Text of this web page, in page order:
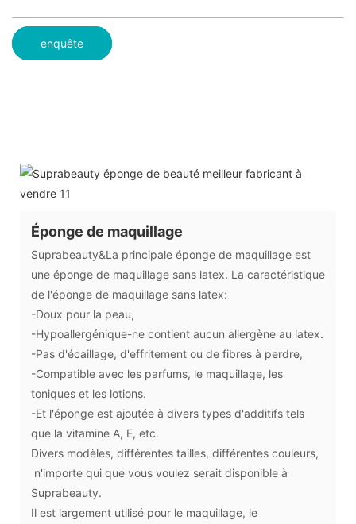
enquête
Éponge de maquillage
Suprabeauty&La principale éponge de maquillage est
une éponge de maquillage sans latex. La caractéristique
de l'éponge de maquillage sans latex:
-Doux pour la peau,
-Hypoallergénique-ne contient aucun allergène au latex.
-Pas d'écaillage, d'effritement ou de fibres à perdre,
-Compatible avec les parfums, le maquillage, les
toniques et les lotions.
-Et l'éponge est ajoutée à divers types d'additifs tels
que la vitamine A, E, etc.
Divers modèles, différentes tailles, différentes couleurs,
n'importe qui que vous voulez serait disponible à
Suprabeauty.
Il est largement utilisé pour le maquillage, le